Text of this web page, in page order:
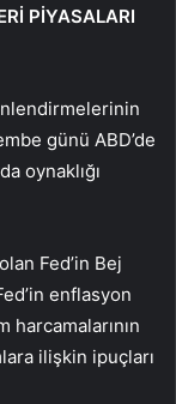
PİYASALARI
günü ABD’de
oynaklığı
Fed’in Bej
enflasyon
ilişkin ipuçları